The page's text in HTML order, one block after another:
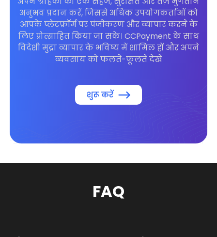
अनुभव प्रदान करें, जिससे अधिक उपयोगकर्ताओं को
आपके प्लेटफ़ॉर्म पर पंजीकरण और व्यापार करने के
लिए प्रोत्साहित किया जा सके। CCPayment के साथ
विदेशी मुद्रा व्यापार के भविष्य में शामिल हों और अपने
व्यवसाय को फलते-फूलते देखें
शुरू करें
FAQ